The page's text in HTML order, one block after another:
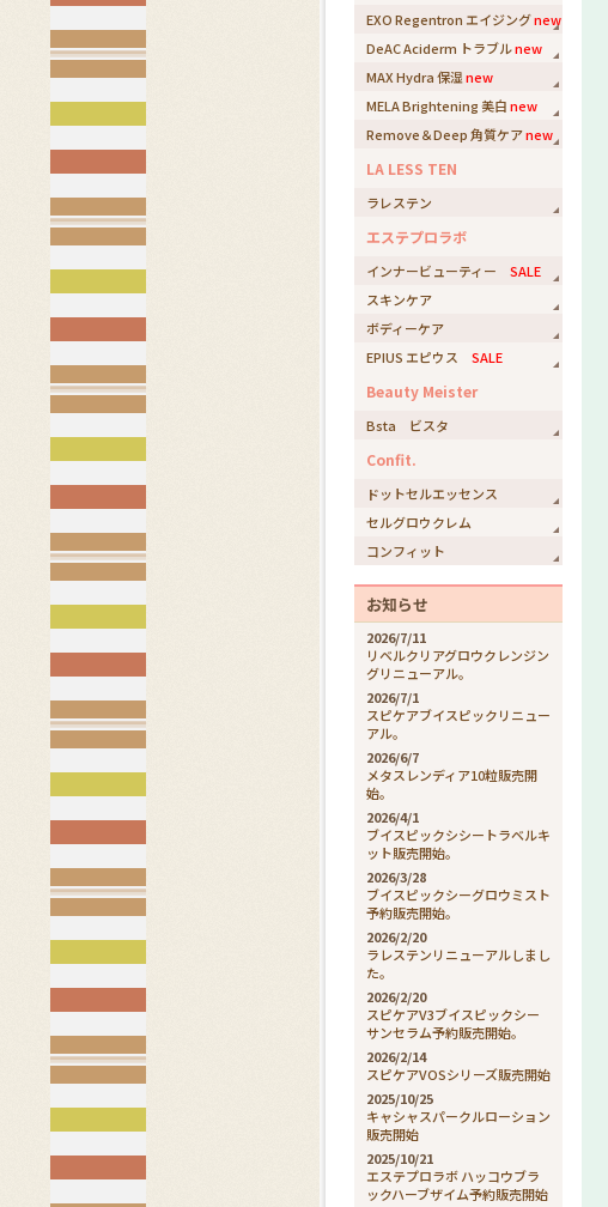
EXO Regentron エイジングnew
DeAC Aciderm トラブルnew
MAX Hydra 保湿new
MELA Brightening 美白new
Remove＆Deep 角質ケアnew
LA LESS TEN
ラレステン
エステプロラボ
インナービューティー SALE
スキンケア
ボディーケア
EPIUS エピウス SALE
Beauty Meister
Bsta ビスタ
Confit.
ドットセルエッセンス
セルグロウクレム
コンフィット
お知らせ
2026/7/11
リベルクリアグロウクレンジン
グリニューアル。
2026/7/1
スピケアブイスピックリニュー
アル。
2026/6/7
メタスレンディア10粒販売開
始。
2026/4/1
ブイスピックシシートラベルキ
ット販売開始。
2026/3/28
ブイスピックシーグロウミスト
予約販売開始。
2026/2/20
ラレステンリニューアルしまし
た。
2026/2/20
スピケアV3ブイスピックシー
サンセラム予約販売開始。
2026/2/14
スピケアVOSシリーズ販売開始
2025/10/25
キャシャスパークルローション
販売開始
2025/10/21
エステプロラボ ハッコウブラ
ックハーブザイム予約販売開始